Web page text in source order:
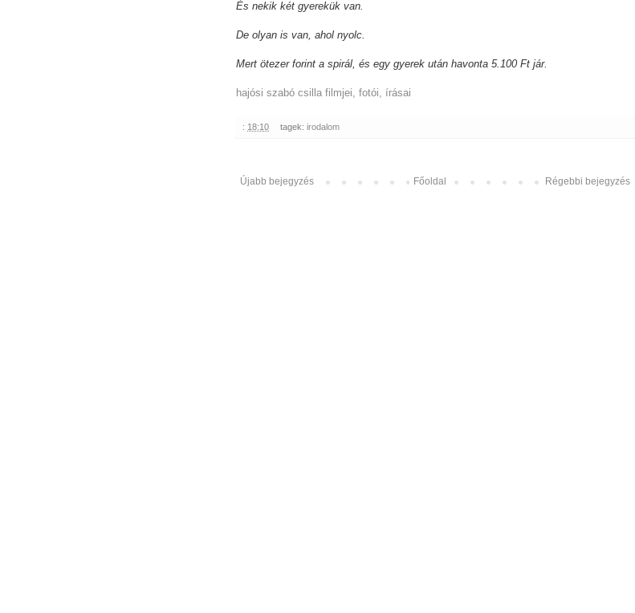
És nekik két gyerekük van.
De olyan is van, ahol nyolc.
Mert ötezer forint a spirál, és egy gyerek után havonta 5.100 Ft jár.
hajósi szabó csilla filmjei, fotói, írásai
: 18:10 tagek: irodalom
Újabb bejegyzés Régebbi bejegyzés
Főoldal